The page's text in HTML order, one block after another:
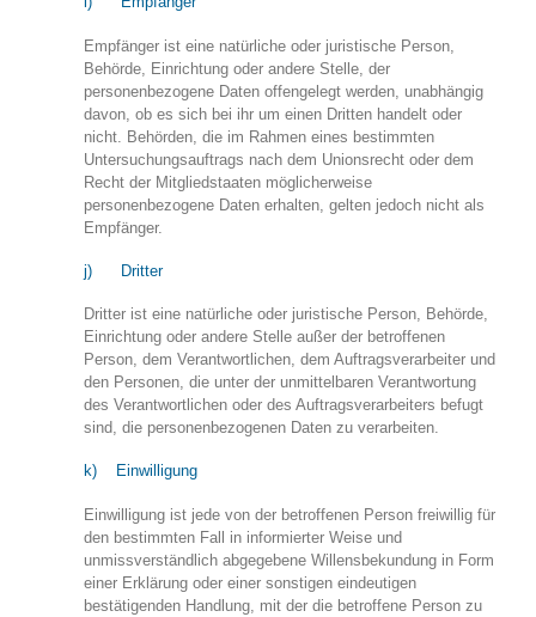
Empfänger ist eine natürliche oder juristische Person,
Behörde, Einrichtung oder andere Stelle, der
personenbezogene Daten offengelegt werden, unabhängig
davon, ob es sich bei ihr um einen Dritten handelt oder
nicht. Behörden, die im Rahmen eines bestimmten
Untersuchungsauftrags nach dem Unionsrecht oder dem
Recht der Mitgliedstaaten möglicherweise
personenbezogene Daten erhalten, gelten jedoch nicht als
Empfänger.
j) Dritter
Dritter ist eine natürliche oder juristische Person, Behörde,
Einrichtung oder andere Stelle außer der betroffenen
Person, dem Verantwortlichen, dem Auftragsverarbeiter und
den Personen, die unter der unmittelbaren Verantwortung
des Verantwortlichen oder des Auftragsverarbeiters befugt
sind, die personenbezogenen Daten zu verarbeiten.
k) Einwilligung
Einwilligung ist jede von der betroffenen Person freiwillig für
den bestimmten Fall in informierter Weise und
unmissverständlich abgegebene Willensbekundung in Form
einer Erklärung oder einer sonstigen eindeutigen
bestätigenden Handlung, mit der die betroffene Person zu